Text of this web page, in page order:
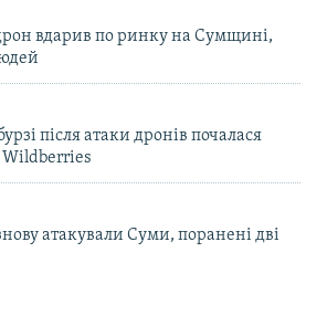
вдарив по ринку на Сумщині,
після атаки дронів почалася
Wildberries
атакували Суми, поранені дві